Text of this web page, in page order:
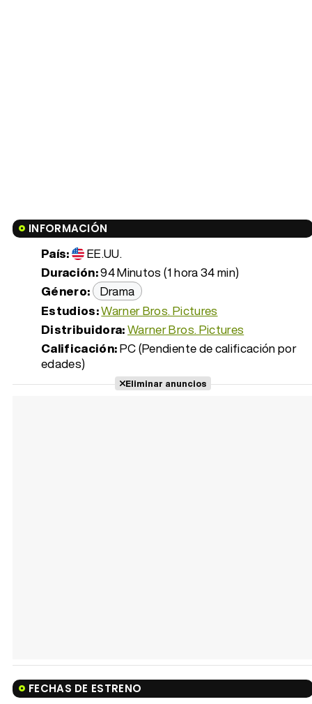
INFORMACIÓN
País:
EE.UU.
Duración:94 Minutos (1 hora 34 min)
Género: Drama
Estudios:Warner Bros. Pictures
Distribuidora:Warner Bros. Pictures
Calificación:PC (Pendiente de calificación por
edades)
Eliminar anuncios
FECHAS DE ESTRENO